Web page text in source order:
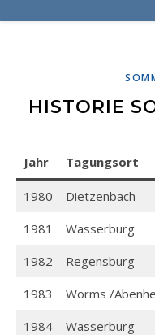
HISTORIE
Jahr Tagungsort
1980 Dietzenbach
1981
Wasserburg
1982
Regensburg
1983
Worms /
1984
Wasserburg